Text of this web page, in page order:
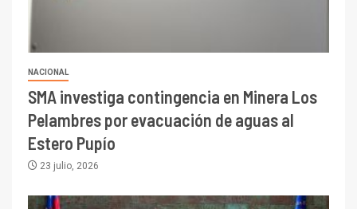
NACIONAL
SMA investiga contingencia en Minera Los
Pelambres por evacuación de aguas al
Estero Pupío
23 julio, 2026